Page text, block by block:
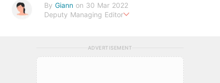
By Giann on 30 Mar 2022
Deputy Managing Editor
ADVERTISEMENT